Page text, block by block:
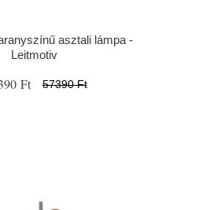
asztali lámpa -
Leitmotiv
Ft 57390 Ft